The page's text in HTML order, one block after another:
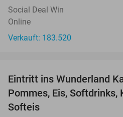
Social Deal Win
Online
Verkauft: 183.520
Eintritt ins Wunderland
Pommes, Eis, Softdrinks,
Softeis